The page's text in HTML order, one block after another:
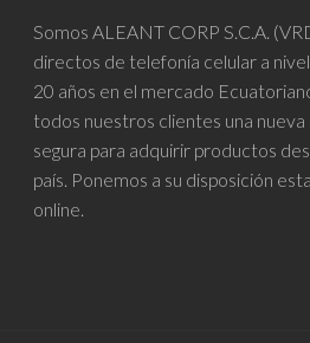
Somos ALEANT CORP S.C.A.
directos de telefonía celular a
20 años en el mercado
todos nuestros clientes una
segura para adquirir productos
país. Ponemos a su disposición
online.